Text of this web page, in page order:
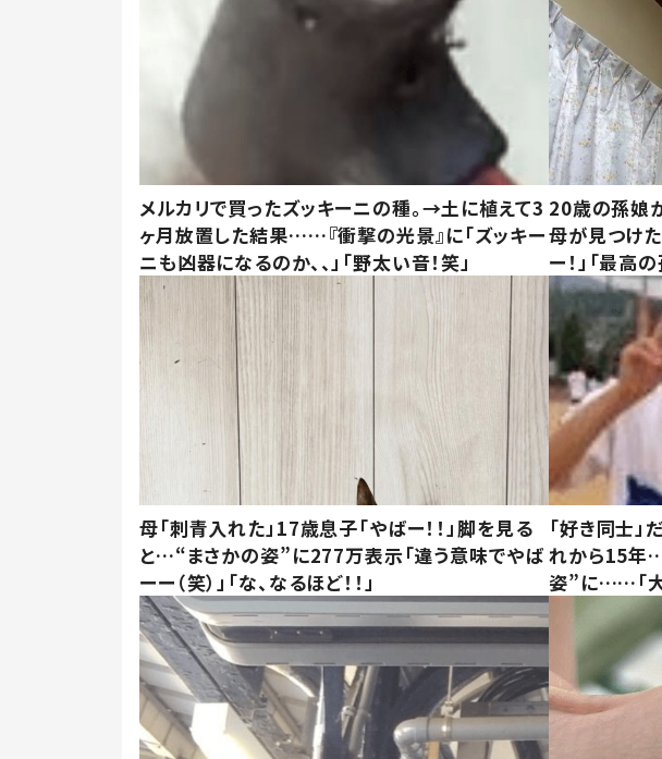
メルカリで買ったズッキーニの種。→土に植えて3
ヶ月放置した結果……『衝撃の光景』に「ズッキー
ニも凶器になるのか、、」「野太い音！笑」
20歳の孫娘
母が見つけ
ー！」「最高
母「刺青入れた」17歳息子「やばー！！」脚を見る
と…“まさかの姿”に277万表示「違う意味でやば
ーー（笑）」「な、なるほど！！」
「好き同士
れから15年
姿”に……「大